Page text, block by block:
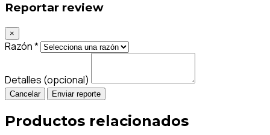
Reportar review
×
Razón *
Detalles (opcional)
Cancelar Enviar reporte
Productos relacionados